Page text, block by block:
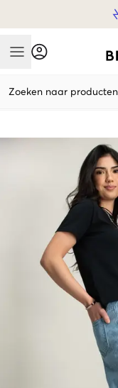
Mobile Menu
Zoeken naar